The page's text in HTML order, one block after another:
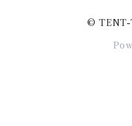
© TENT-